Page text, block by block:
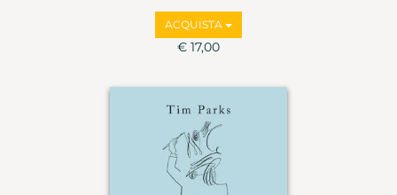
ACQUISTA
€ 17,00